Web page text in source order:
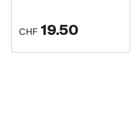
CHF 19.50